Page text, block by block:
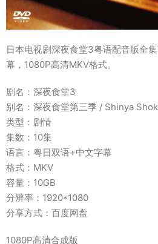
日本电视剧深夜食堂3粤语配音版全
幕，1080P高清MKV格式。
剧名：深夜食堂3
别名：深夜食堂第三季 / Shinya
类型：剧情
集数：10集
语言：粤日双语+中文字幕
格式：MKV
容量：10GB
分辨率：1920*1080
分享方式：百度网盘
1080P高清合成版